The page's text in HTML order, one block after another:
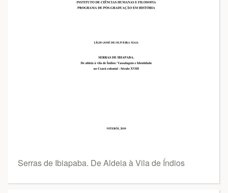
Serras de Ibiapaba. De Aldeia à Vila de Índios